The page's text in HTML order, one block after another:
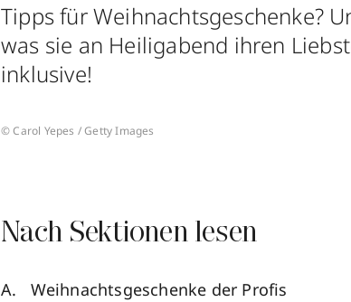
Tipps für Weihnachtsgeschenke?
was sie an Heiligabend ihren
inklusive!
© Carol Yepes / Getty Images
Nach Sektionen lesen
Weihnachtsgeschenke der Profis